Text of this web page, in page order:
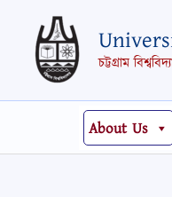
content
চট্টগ্রাম
About Us